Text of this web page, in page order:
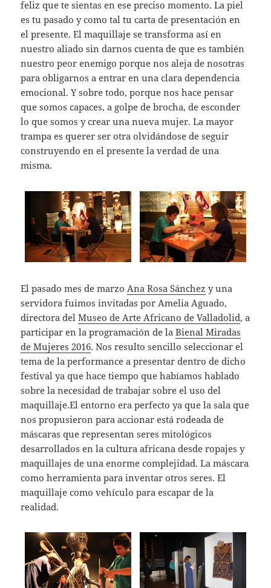
feliz que te sientas en ese preciso momento. La piel
es tu pasado y como tal tu carta de presentación en
el presente. El maquillaje se transforma así en
nuestro aliado sin darnos cuenta de que es también
nuestro peor enemigo porque nos aleja de nosotras
para obligarnos a entrar en una clara dependencia
emocional. Y sobre todo, porque nos hace pensar
que somos capaces, a golpe de brocha, de esconder
lo que somos y crear una nueva mujer. La mayor
trampa es querer ser otra olvidándose de seguir
construyendo en el presente la verdad de una
misma.
El pasado mes de marzo Ana Rosa Sánchez y una
servidora fuimos invitadas por Amelia Aguado,
directora delMuseo de Arte Africano de Valladolid, a
participar en la programación de laBienal Miradas
de Mujeres 2016. Nos resulto sencillo seleccionar el
tema de la performance a presentar dentro de dicho
festival ya que hace tiempo que habíamos hablado
sobre la necesidad de trabajar sobre el uso del
maquillaje.El entorno era perfecto ya que la sala que
nos propusieron para accionar está rodeada de
máscaras que representan seres mitológicos
desarrollados en la cultura africana desde ropajes y
maquillajes de una enorme complejidad. La máscara
como herramienta para inventar otros seres. El
maquillaje como vehículo para escapar de la
realidad.